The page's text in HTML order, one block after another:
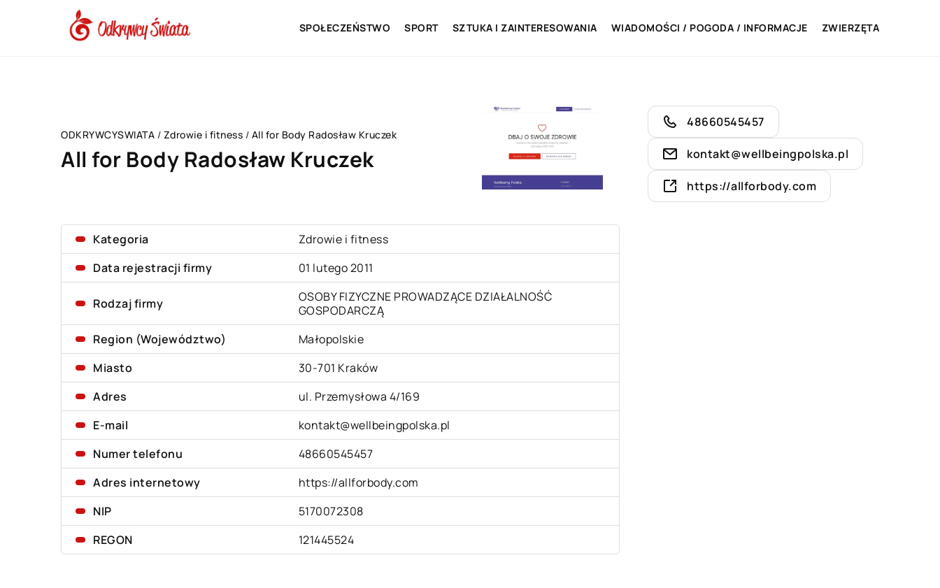
SPOŁECZEŃSTWO SPORT SZTUKA I ZAINTERESOWANIA WIADOMOŚCI / POGODA / INFORMACJE ZWIERZĘTA
ODKRYWCYSWIATA / Zdrowie i fitness / All for Body Radosław Kruczek
All for Body Radosław Kruczek
Kategoria
Zdrowie i fitness
Data rejestracji firmy
01 lutego 2011
Rodzaj firmy
OSOBY FIZYCZNE PROWADZĄCE DZIAŁALNOŚĆ
GOSPODARCZĄ
Region (Województwo)
Małopolskie
Miasto
30-701 Kraków
Adres
ul. Przemysłowa 4/169
E-mail
kontakt@wellbeingpolska.pl
Numer telefonu
48660545457
Adres internetowy
https://allforbody.com
NIP
5170072308
REGON
121445524
48660545457
kontakt@wellbeingpolska.pl
https://allforbody.com